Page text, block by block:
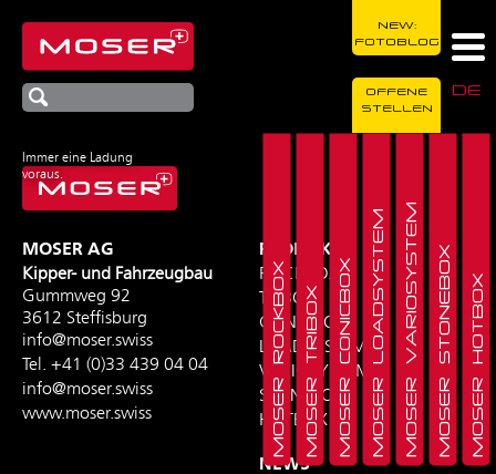
Immer eine Ladung
voraus.
DE
NEW:
FOTOBLOG
OFFENE
STELLEN
MOSER ROCKBOXMOSER TRIBOXMOSER CONICBOXMOSER LOADSYSTEMMOSER VARIOSYSTEMMOSER STONEBOXMOSER HOTBOX
MOSER AG
Kipper- und Fahrzeugbau
Gummweg 92
3612 Steffisburg
info@moser.swiss
Tel. +41 (0)33 439 04 04
info@moser.swiss
www.moser.swiss
PRODUKTE
ROCKBOX
TRIBOX
CONICBOX
LOADSYSTEM
VARIOSYSTEM
STONEBOX
HOTBOX
NEWS